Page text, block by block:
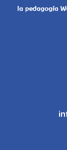
la pedagogía